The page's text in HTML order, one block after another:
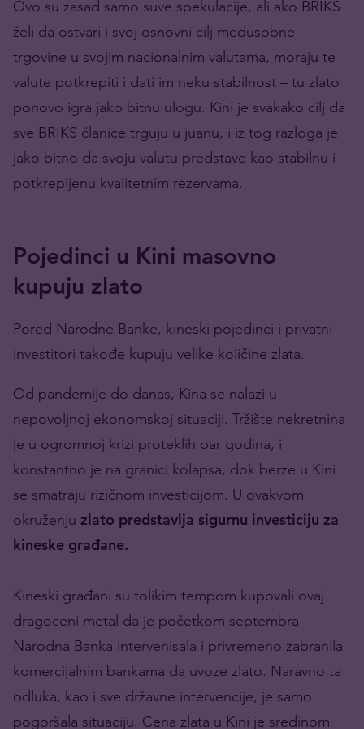
Ovo su zasad samo suve spekulacije, ali ako BRIKS
želi da ostvari i svoj osnovni cilj međusobne
trgovine u svojim nacionalnim valutama, moraju te
valute potkrepiti i dati im neku stabilnost – tu zlato
ponovo igra jako bitnu ulogu. Kini je svakako cilj da
sve BRIKS članice trguju u juanu, i iz tog razloga je
jako bitno da svoju valutu predstave kao stabilnu i
potkrepljenu kvalitetnim rezervama.
Pojedinci u Kini masovno
kupuju zlato
Pored Narodne Banke, kineski pojedinci i privatni
investitori takođe kupuju velike količine zlata.
Od pandemije do danas, Kina se nalazi u
nepovoljnoj ekonomskoj situaciji. Tržište nekretnina
je u ogromnoj krizi proteklih par godina, i
konstantno je na granici kolapsa, dok berze u Kini
se smatraju rizičnom investicijom. U ovakvom
okruženju zlato predstavlja sigurnu investiciju za
kineske građane.
Kineski građani su tolikim tempom kupovali ovaj
dragoceni metal da je početkom septembra
Narodna Banka intervenisala i privremeno zabranila
komercijalnim bankama da uvoze zlato. Naravno ta
odluka, kao i sve državne intervencije, je samo
pogoršala situaciju. Cena zlata u Kini je sredinom